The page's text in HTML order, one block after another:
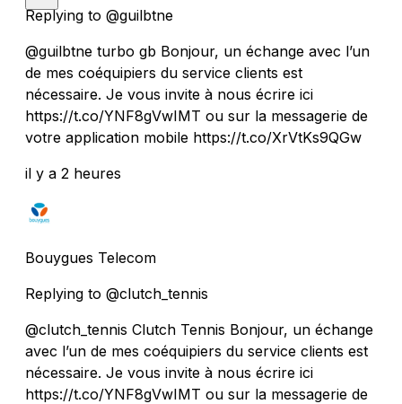
Replying to @guilbtne
@guilbtne turbo gb Bonjour, un échange avec l’un
de mes coéquipiers du service clients est
nécessaire. Je vous invite à nous écrire ici
https://t.co/YNF8gVwIMT ou sur la messagerie de
votre application mobile https://t.co/XrVtKs9QGw
il y a 2 heures
Bouygues Telecom
Replying to @clutch_tennis
@clutch_tennis Clutch Tennis Bonjour, un échange
avec l’un de mes coéquipiers du service clients est
nécessaire. Je vous invite à nous écrire ici
https://t.co/YNF8gVwIMT ou sur la messagerie de